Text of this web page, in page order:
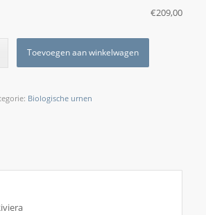
€‎209,00
Toevoegen aan winkelwagen
Biologische urnen